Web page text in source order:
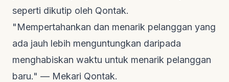
seperti dikutip oleh Qontak.
"Mempertahankan dan menarik pelanggan yang
ada jauh lebih menguntungkan daripada
menghabiskan waktu untuk menarik pelanggan
baru." — Mekari Qontak.